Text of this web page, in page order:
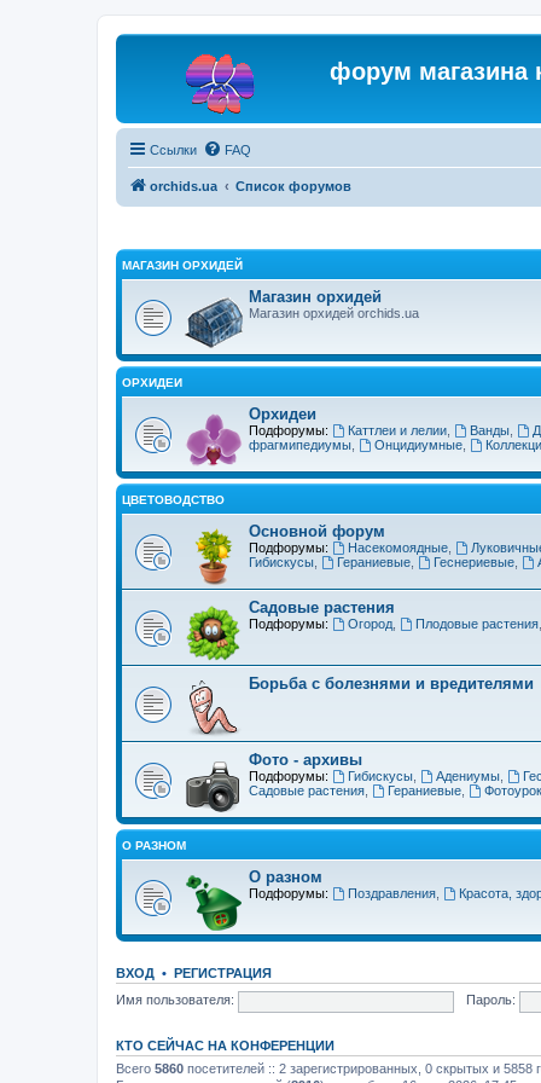
форум магазина
Ссылки FAQ
orchids.ua Список форумов
МАГАЗИН ОРХИДЕЙ
Магазин орхидей
Магазин орхидей orchids.ua
ОРХИДЕИ
Орхидеи
Подфорумы: Каттлеи и лелии, Ванды,
фрагмипедиумы
Онцидиумные,
ЦВЕТОВОДСТВО
Основной форум
Подфорумы: Насекомоядные,
Гибискусы
Гераниевые, Геснериевые,
Садовые растения
Подфорумы: Огород, Плодовые растения,
Борьба с болезнями и вредителями
Фото - архивы
Подфорумы: Гибискусы, Адениумы,
Садовые растения
Гераниевые,
О РАЗНОМ
О разном
Подфорумы: Поздравления, Красота,
ВХОД • РЕГИСТРАЦИЯ
Имя пользователя:
Пароль:
КТО СЕЙЧАС НА КОНФЕРЕНЦИИ
Всего 5860 посетителей :: 2 зарегистрированных, 0 скрытых и 5858